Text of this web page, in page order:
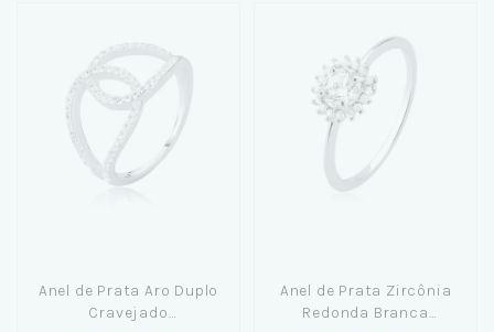
Anel de Prata Aro Duplo
Cravejado
Anel de Prata Zircônia
Redonda Branca